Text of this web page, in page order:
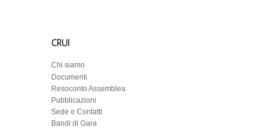
CRUI
Chi siamo
Documenti
Resoconto Assemblea
Pubblicazioni
Sede e Contatti
Bandi di Gara